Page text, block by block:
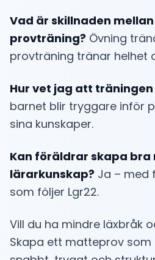
Vad är skillnaden
provträning? Övning
provträning tränar helhet
Hur vet jag att
barnet blir tryggare inför
sina kunskaper.
Kan föräldrar skapa
lärarkunskap? Ja – med
som följer Lgr22.
Vill du ha mindre läxbråk
Skapa ett matteprov som